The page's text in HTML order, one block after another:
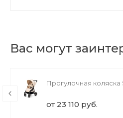
Вас могут
Прогулочная коляска
от 23 110 руб.